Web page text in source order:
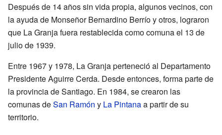
Después de 14 años sin vida propia, algunos vecinos, con
la ayuda de Monseñor Bernardino Berrío y otros, lograron
que La Granja fuera restablecida como comuna el 13 de
julio de 1939.
Entre 1967 y 1978, La Granja perteneció al Departamento
Presidente Aguirre Cerda. Desde entonces, forma parte de
la provincia de Santiago. En 1984, se crearon las
comunas deSan Ramón y La Pintanaa partir de su
territorio.